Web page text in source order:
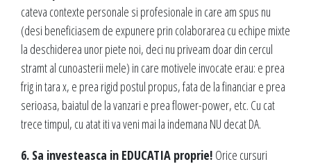
cateva contexte personale si profesionale in care am spus nu
(desi beneficiasem de expunere prin colaborarea cu echipe mixte
la deschiderea unor piete noi, deci nu priveam doar din cercul
stramt al cunoasterii mele) in care motivele invocate erau: e prea
frig in tara x, e prea rigid postul propus, fata de la financiar e prea
serioasa, baiatul de la vanzari e prea flower-power, etc. Cu cat
trece timpul, cu atat iti va veni mai la indemana NU decat DA.
6. Sa investeasca in EDUCATIA proprie! Orice cursuri